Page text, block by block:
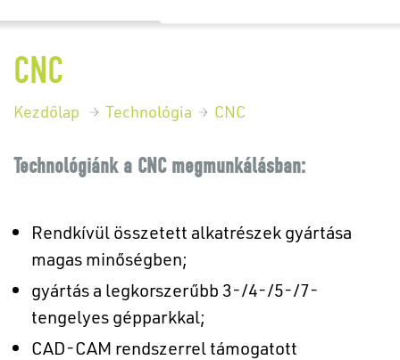
CNC
Kezdőlap Technológia CNC
Technológiánk a CNC megmunkálásban:
Rendkívül összetett alkatrészek gyártása
magas minőségben;
gyártás a legkorszerűbb 3-/4-/5-/7-
tengelyes gépparkkal;
CAD-CAM rendszerrel támogatott